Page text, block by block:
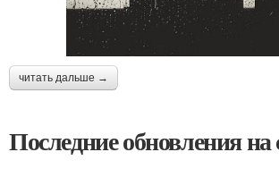
читать дальше →
Последние обновления на